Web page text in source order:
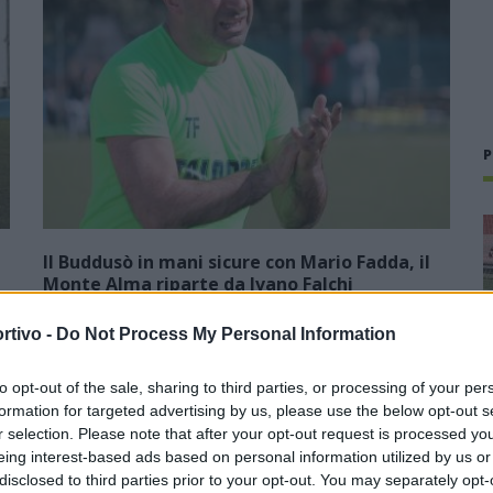
- Do Not Process My Personal Information
opt-out of the sale, sharing to third parties, or processing of your
for targeted advertising by us, please use the below opt-out
selection. Please note that after your opt-out request is processed
interest-based ads based on personal information utilized by us
to third parties prior to your opt-out. You may separately
Il Buddusò in mani sicure con Mario Fadda, il
Monte Alma riparte da Ivano Falchi
luglio, inizia ufficialmente la stagione 2026-27 e per le
squadre di Promozione girone B arrivano anche le chiusure
delle trattative…
Colpo dell'Uta con Pisano e arriva